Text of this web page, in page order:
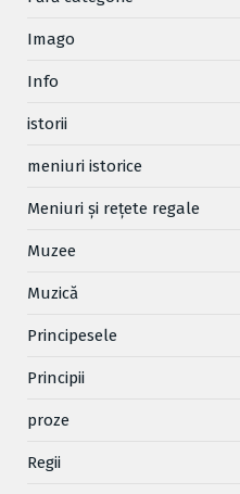
Imago
Info
istorii
meniuri istorice
Meniuri și rețete regale
Muzee
Muzică
Principesele
Principii
proze
Regii